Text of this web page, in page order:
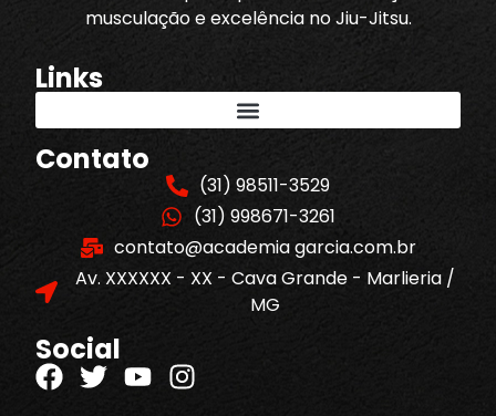
musculação e excelência no Jiu-Jitsu.
Links
Contato
(31) 98511-3529
(31) 998671-3261
contato@academia garcia.com.br
Av. XXXXXX - XX - Cava Grande - Marlieria /
MG
Social